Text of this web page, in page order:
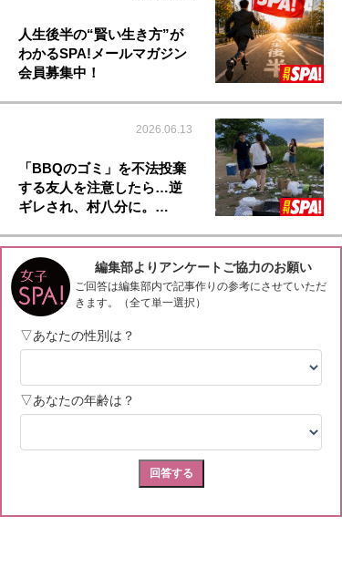
人生後半の“賢い生き方”が
わかるSPA!メールマガジン
会員募集中！
2026.06.13
「BBQのゴミ」を不法投棄
する友人を注意したら…逆
ギレされ、村八分に。…